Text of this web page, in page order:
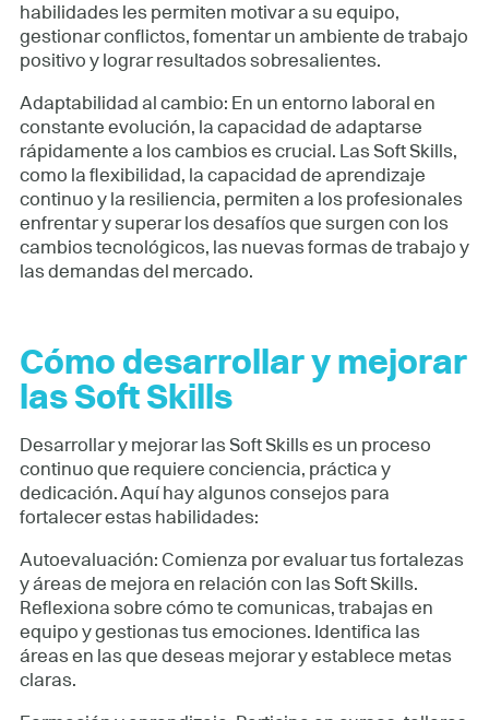
habilidades les permiten motivar a su equipo,
gestionar conflictos, fomentar un ambiente de trabajo
positivo y lograr resultados sobresalientes.
Adaptabilidad al cambio: En un entorno laboral en
constante evolución, la capacidad de adaptarse
rápidamente a los cambios es crucial. Las Soft Skills,
como la flexibilidad, la capacidad de aprendizaje
continuo y la resiliencia, permiten a los profesionales
enfrentar y superar los desafíos que surgen con los
cambios tecnológicos, las nuevas formas de trabajo y
las demandas del mercado.
Cómo desarrollar y mejorar
las Soft Skills
Desarrollar y mejorar las Soft Skills es un proceso
continuo que requiere conciencia, práctica y
dedicación. Aquí hay algunos consejos para
fortalecer estas habilidades:
Autoevaluación: Comienza por evaluar tus fortalezas
y áreas de mejora en relación con las Soft Skills.
Reflexiona sobre cómo te comunicas, trabajas en
equipo y gestionas tus emociones. Identifica las
áreas en las que deseas mejorar y establece metas
claras.